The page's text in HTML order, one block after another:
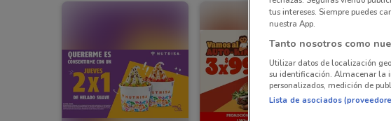
tus intereses. Siempre puedes
nuestra App.
Tanto nosotros como
Utilizar datos de localización
su identificación. Almacenar la
personalizados, medición de
Lista de asociados